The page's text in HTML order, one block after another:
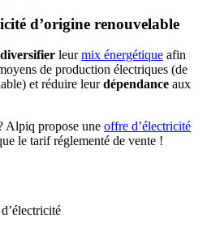
d’origine renouvelable
diversifier leurmix énergétique afin
de production électriques (de
et réduire leurdépendance aux
Alpiq propose une offre d’électricité
le tarif réglementé de vente !